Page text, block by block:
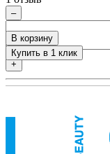
–
+
В корзину
Купить в 1 клик